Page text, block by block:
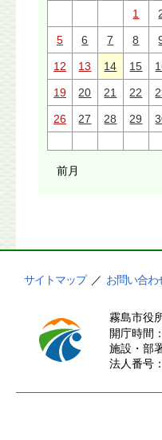
1
5 6 7 8
12 13 14 15
19 20 21 22
26 27 28 29
前月
サイトマップ ／ お問い合わ
霧島市役
開庁時間
施設・部
法人番号